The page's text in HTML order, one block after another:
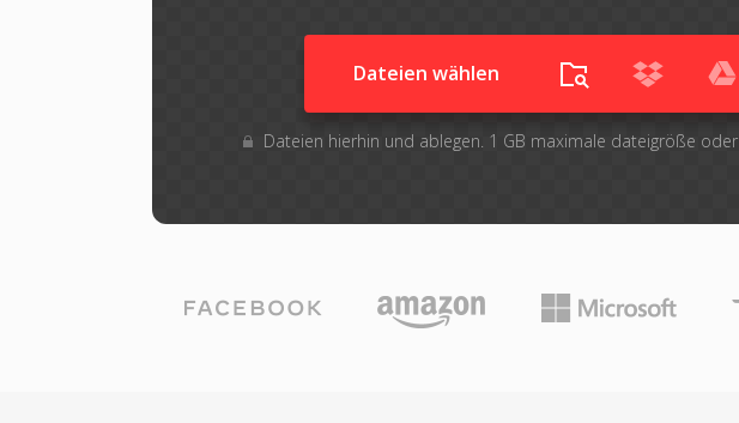
Dateien wählen
Dateien hierhin und ablegen. 1 GB maximale dateigröße oder